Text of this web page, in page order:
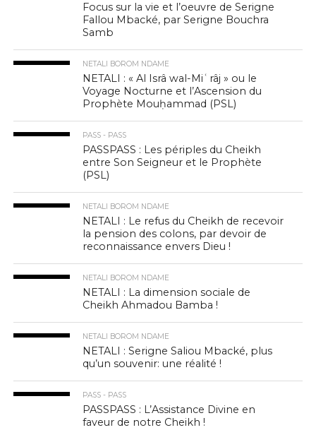
Focus sur la vie et l’oeuvre de Serigne
Fallou Mbacké, par Serigne Bouchra
Samb
NETALI BOROM NDAME
NETALI : « Al Isrâ wal-Miʿrâj » ou le
Voyage Nocturne et l’Ascension du
Prophète Mouḥammad (PSL)
PASS - PASS
PASSPASS : Les périples du Cheikh
entre Son Seigneur et le Prophète
(PSL)
NETALI BOROM NDAME
NETALI : Le refus du Cheikh de recevoir
la pension des colons, par devoir de
reconnaissance envers Dieu !
NETALI BOROM NDAME
NETALI : La dimension sociale de
Cheikh Ahmadou Bamba !
NETALI BOROM NDAME
NETALI : Serigne Saliou Mbacké, plus
qu’un souvenir: une réalité !
PASS - PASS
PASSPASS : L’Assistance Divine en
faveur de notre Cheikh !